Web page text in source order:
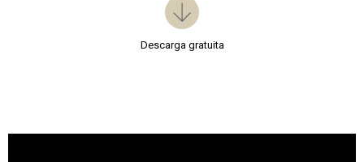
Descarga gratuita